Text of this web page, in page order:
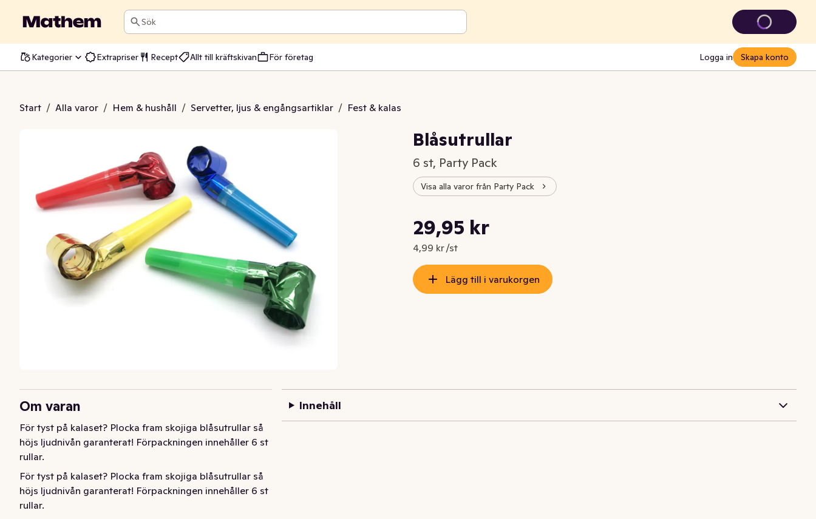
Sök
Kategorier Extrapriser Recept Allt till kräftskivan För företag Logga in Skapa konto
Start / Alla varor / Hem & hushåll / Servetter, ljus & engångsartiklar / Fest & kalas
Blåsutrullar
6 st, Party Pack
Visa alla varor från Party Pack
Nuvarande pris är: 29,95 kr
29,95 kr
4,99 kr /st
Styckpris: 4,99 kr /st
Lägg till i varukorgen
Om varan
För tyst på kalaset? Plocka fram skojiga blåsutrullar så
höjs ljudnivån garanterat! Förpackningen innehåller 6 st
rullar.
För tyst på kalaset? Plocka fram skojiga blåsutrullar så
höjs ljudnivån garanterat! Förpackningen innehåller 6 st
rullar.
Innehåll